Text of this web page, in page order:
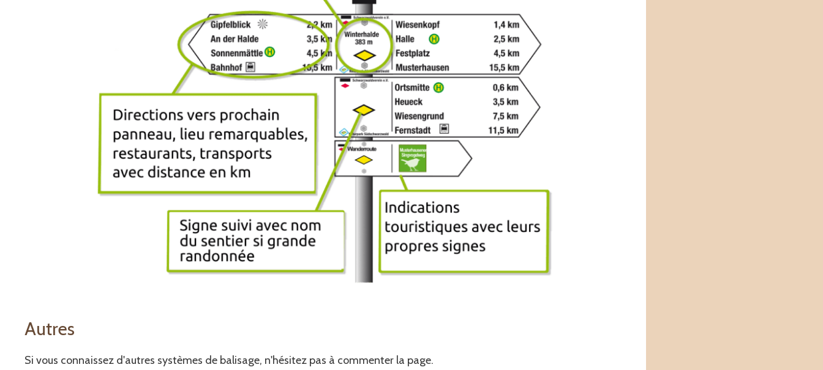
Autres
Si vous connaissez d'autres systèmes de balisage, n'hésitez pas à commenter la page.